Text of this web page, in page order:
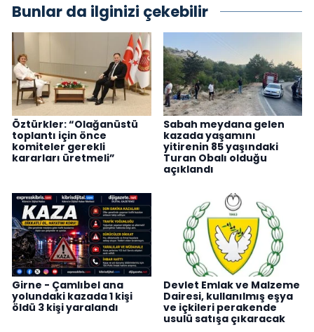
Bunlar da ilginizi çekebilir
Öztürkler: “Olağanüstü
toplantı için önce
komiteler gerekli
kararları üretmeli”
Sabah meydana gelen
kazada yaşamını
yitirenin 85 yaşındaki
Turan Obalı olduğu
açıklandı
Girne - Çamlıbel ana
yolundaki kazada 1 kişi
öldü 3 kişi yaralandı
Devlet Emlak ve Malzeme
Dairesi, kullanılmış eşya
ve içkileri perakende
usulü satışa çıkaracak